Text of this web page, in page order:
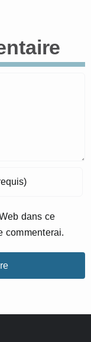
dans ce
commenterai.